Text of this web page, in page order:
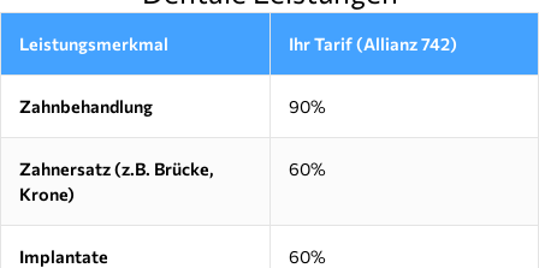
Leistungsmerkmal Ihr Tarif (Allianz 742)
Zahnbehandlung 90%
Zahnersatz (z.B. Brücke,
Krone)
60%
Implantate 60%